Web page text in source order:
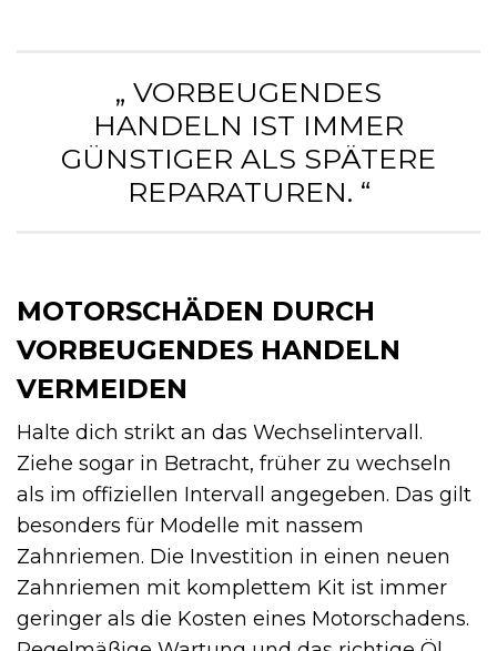
„ VORBEUGENDES
HANDELN IST IMMER
GÜNSTIGER ALS SPÄTERE
REPARATUREN. “
MOTORSCHÄDEN DURCH
VORBEUGENDES HANDELN
VERMEIDEN
Halte dich strikt an das Wechselintervall.
Ziehe sogar in Betracht, früher zu wechseln
als im offiziellen Intervall angegeben. Das gilt
besonders für Modelle mit nassem
Zahnriemen. Die Investition in einen neuen
Zahnriemen mit komplettem Kit ist immer
geringer als die Kosten eines Motorschadens.